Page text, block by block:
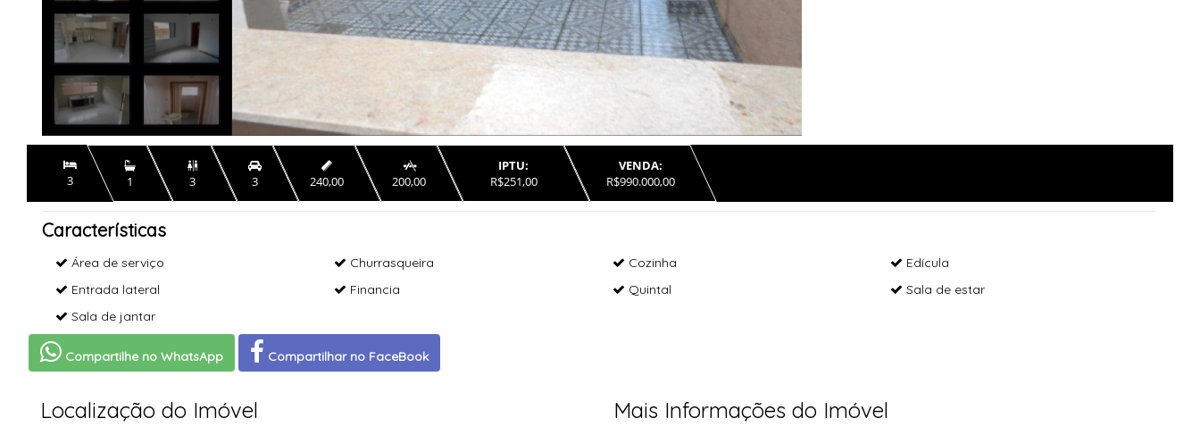
3 1

3 3

240,00

200,00
IPTU:
R$251,00
VENDA:
R$990.000,00
Características
Área de serviço Churrasqueira Cozinha
Edícula
Entrada lateral
Financia Quintal
Sala de estar
Sala de jantar
Compartilhe no WhatsApp Compartilhar no FaceBook
Localização do Imóvel Mais Informações do Imóvel